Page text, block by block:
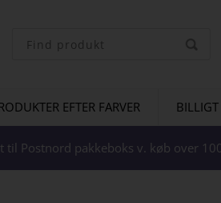
EFTER FARVER
til Postnord pakkeboks v. køb over